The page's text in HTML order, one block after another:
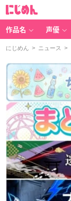
作品名 声優
にじめん > ニュース >